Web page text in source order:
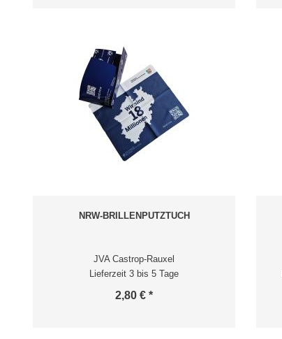
NRW-BRILLENPUTZTUCH
JVA Castrop-Rauxel
Lieferzeit 3 bis 5 Tage
2,80 € *